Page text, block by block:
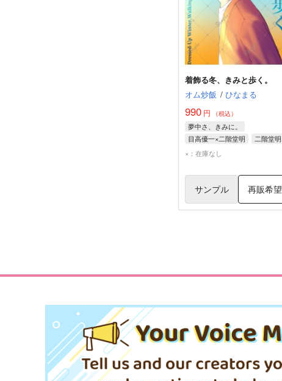
着飾る冬、きみと歩く。
オム炒飯 / ひなまる
990 円 （税込）
夢中さ、きみに。
目高優一×二階堂明
二階堂明
目高優一
×：在庫なし
サンプル 再販希望